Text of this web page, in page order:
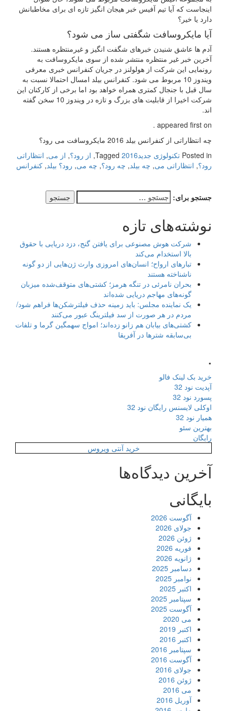
اینجاست که آیا تیم آفیس خبر هیجان انگیز تازه ای برای مخاطبانش
دارد یا خیر؟
آیا مایکروسافت شگفتی ساز می شود؟
آدم ها عاشق شنیدن خبرهای شگفت انگیز و غیرمنتظره هستند.
آخرین خبر غیر منتظره منتشر شده از سوی مایکروسافت به
رونمایی این شرکت از هولولنز در جریان کنفرانس خبری معرفی
ویندوز 10 مربوط می شود. کنفرانس بیلد امسال احتمالا نسبت به
سال قبل با جنجال کمتری همراه خواهد بود اما برخی از کارکنان این
شرکت اخیرا از قابلیت های بزرگ و تازه در ویندوز 10 سخن گفته
اند.
appeared first on .
چه انتظاراتی از کنفرانس بیلد 2016 مایکروسافت می رود؟
Posted in تکنولوژی جدید Tagged 2016
, از رود؟, از می, انتظاراتی
رود؟, انتظاراتی می, چه بیلد, چه رود؟, چه می, رود؟ بیلد, کنفرانس
جستجو برای:
نوشته‌های تازه
شرکت هوش مصنوعی برای یافتن گنج، دزد دریایی با حقوق
بالا استخدام می‌کند
تبارهای ارواح؛ انسان‌های امروزی وارث ژن‌هایی از دو گونه
ناشناخته هستند
بحران نامرئی در تنگه هرمز؛ کشتی‌های متوقف‌شده میزبان
گونه‌های مهاجم دریایی شده‌اند
یک نماینده مجلس: باید زمینه حذف فیلترشکن‌ها فراهم شود/
مردم در هر صورت از سد فیلترینگ عبور می‌کنند
کشتی‌های بیابان هم زانو زده‌اند؛ امواج سهمگین گرما و تلفات
بی‌سابقه شترها در آفریقا
.
خرید بک لینک فالو
آپدیت نود 32
پسورد نود 32
اوکلی لایسنس رایگان نود 32
همیار نود 32
بهترین سئو
رایگان
خرید آنتی ویروس
آخرین دیدگاه‌ها
بایگانی
آگوست 2026
جولای 2026
ژوئن 2026
فوریه 2026
ژانویه 2026
دسامبر 2025
نوامبر 2025
اکتبر 2025
سپتامبر 2025
آگوست 2025
می 2020
اکتبر 2019
اکتبر 2016
سپتامبر 2016
آگوست 2016
جولای 2016
ژوئن 2016
می 2016
آوریل 2016